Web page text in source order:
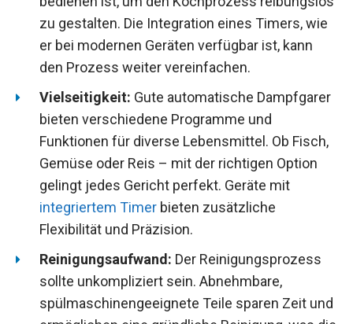
zu gestalten. Die Integration eines Timers, wie
er bei modernen Geräten verfügbar ist, kann
den Prozess weiter vereinfachen.
Vielseitigkeit: Gute automatische Dampfgarer
bieten verschiedene Programme und
Funktionen für diverse Lebensmittel. Ob Fisch,
Gemüse oder Reis – mit der richtigen Option
gelingt jedes Gericht perfekt. Geräte mit
integriertem Timer bieten zusätzliche
Flexibilität und Präzision.
Reinigungsaufwand: Der Reinigungsprozess
sollte unkompliziert sein. Abnehmbare,
spülmaschinengeeignete Teile sparen Zeit und